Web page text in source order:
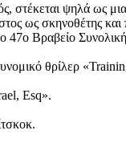
στέκεται ψηλά ως
ως σκηνοθέτης και
47ο Βραβείο
θρίλερ
Esq».